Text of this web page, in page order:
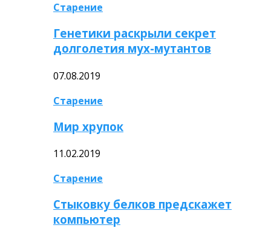
Старение
Генетики раскрыли секрет
долголетия мух-мутантов
07.08.2019
Старение
Мир хрупок
11.02.2019
Старение
Стыковку белков предскажет
компьютер